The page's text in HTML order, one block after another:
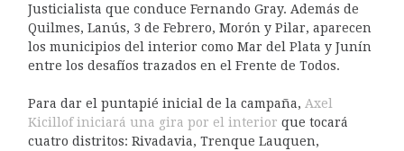
Justicialista que conduce Fernando Gray. Además de
Quilmes, Lanús, 3 de Febrero, Morón y Pilar, aparecen
los municipios del interior como Mar del Plata y Junín
entre los desafíos trazados en el Frente de Todos.
Para dar el puntapié inicial de la campaña, Axel
Kicillof iniciará una gira por el interior que tocará
cuatro distritos: Rivadavia, Trenque Lauquen,